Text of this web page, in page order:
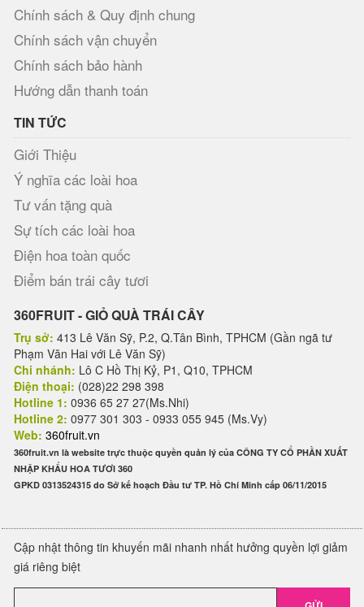
Chính sách & Quy định chung
Chính sách vận chuyển
Chính sách bảo hành
Hướng dẫn thanh toán
TIN TỨC
Giới Thiệu
Ý nghĩa các loài hoa
Tư vấn tặng quà
Sự tích các loài hoa
Điện hoa toàn quốc
Điểm bán trái cây tươi
360FRUIT - GIỎ QUÀ TRÁI CÂY
Trụ sở: 413 Lê Văn Sỹ, P.2, Q.Tân Bình, TPHCM (Gần ngã tư
Phạm Văn Hai với Lê Văn Sỹ)
Chi nhánh: Lô C Hồ Thị Kỷ, P1, Q10, TPHCM
Điện thoại: (028)22 298 398
Hotline 1: 0936 65 27 27(Ms.Nhi)
Hotline 2: 0977 301 303 - 0933 055 945 (Ms.Vy)
Web: 360fruit.vn
360fruit.vn là website trực thuộc quyền quản lý của CÔNG TY CỔ PHẦN XUẤT
NHẬP KHẨU HOA TƯƠI 360
GPKD 0313524315 do Sở kế hoạch Đầu tư TP. Hồ Chí Minh cấp 06/11/2015
Cập nhật thông tin khuyến mãi nhanh nhất hưởng quyền lợi giảm
giá riêng biệt